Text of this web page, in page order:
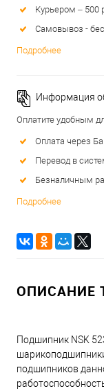
Курьером – 500
Самовывоз -
Подробнее
Информация
Оплатите удобным
Оплата через
Перевод в
Безналичным
Подробнее
ОПИСАНИЕ
Подшипник NSK
подшипников